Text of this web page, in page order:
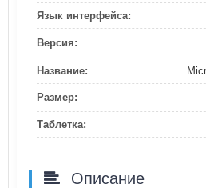
Язык интерфейса:
Версия:
Название:
Размер:
Таблетка:
Описание